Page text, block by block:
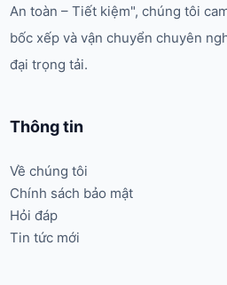
An toàn – Tiết kiệm", chúng tôi
bốc xếp và vận chuyển chuyên
đại trọng tải.
Thông tin
Về chúng tôi
Chính sách bảo mật
Hỏi đáp
Tin tức mới